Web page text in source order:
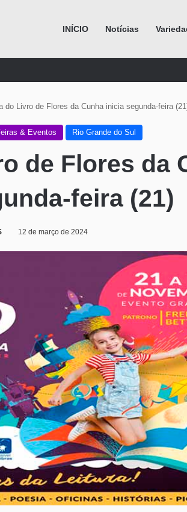
INÍCIO Notícias
do Livro de Flores da Cunha inicia segunda-feira
& Eventos Rio Grande do Sul
de Flores da
feira (21)
12 de março de 2024